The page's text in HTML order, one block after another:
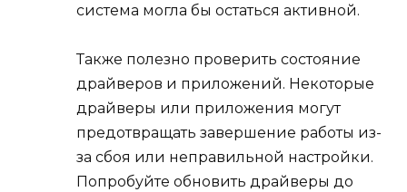
система могла бы остаться активной.
Также полезно проверить состояние
драйверов и приложений. Некоторые
драйверы или приложения могут
предотвращать завершение работы из-
за сбоя или неправильной настройки.
Попробуйте обновить драйверы до